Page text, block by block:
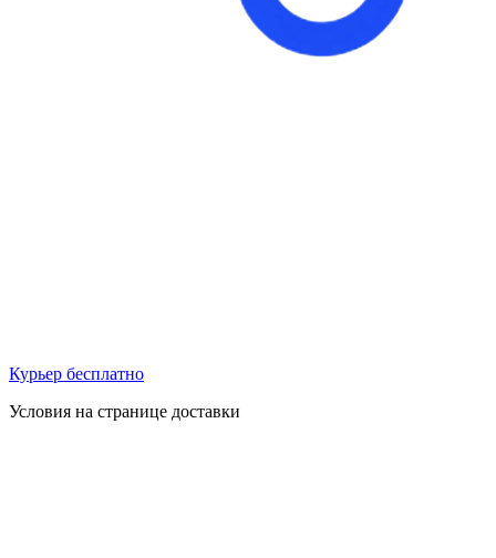
Курьер бесплатно
Условия на странице доставки